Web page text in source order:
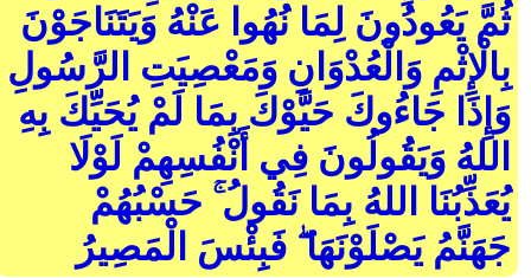
ثُمَّ يَعُودُونَ لِمَا نُهُوا عَنْهُ وَيَتَنَاجَوْنَ
بِالْإِثْمِ وَالْعُدْوَانِ وَمَعْصِيَتِ الرَّسُولِ
وَإِذَا جَاءُوكَ حَيَّوْكَ بِمَا لَمْ يُحَيِّكَ بِهِ
اللهُ وَيَقُولُونَ فِي أَنْفُسِهِمْ لَوْلَا
يُعَذِّبُنَا اللهُ بِمَا نَقُولُ ۚ حَسْبُهُمْ
جَهَنَّمُ يَصْلَوْنَهَا ۖ فَبِئْسَ الْمَصِيرُ